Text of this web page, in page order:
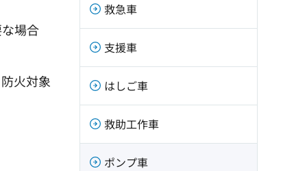
場合
火対象
救急車
支援車
はしご車
救助工作車
ポンプ車